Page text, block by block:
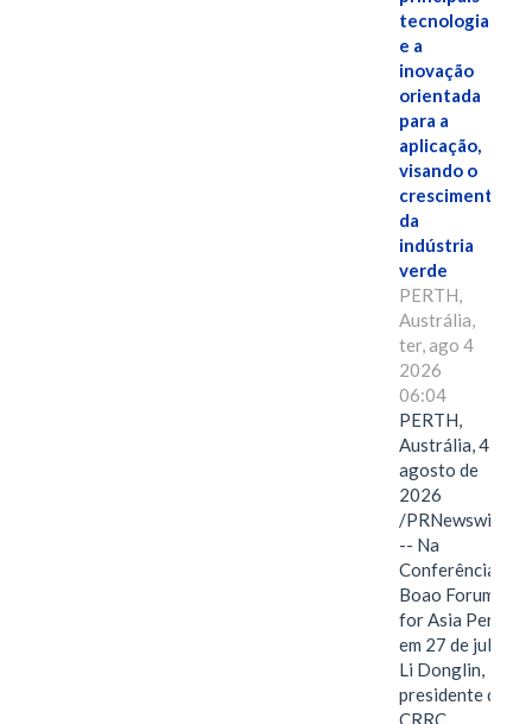
tecnologias
e a
inovação
orientada
para a
aplicação,
visando o
crescimento
da
indústria
verde
PERTH,
Austrália,
ter, ago 4
2026
06:04
PERTH,
Austrália, 4 de
agosto de
2026
/PRNewswire/
-- Na
Conferência
Boao Forum
for Asia Perth,
em 27 de julho,
Li Donglin,
presidente do
CRRC